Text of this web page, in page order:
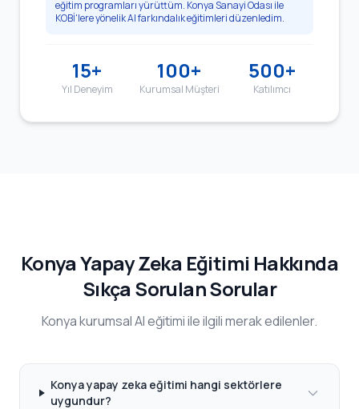
eğitim programları yürüttüm. Konya Sanayi Odası ile
KOBİ'lere yönelik AI farkındalık eğitimleri düzenledim.
15+
Yıl Deneyim
100+
Kurumsal Müşteri
500+
Katılımcı
Konya Yapay Zeka Eğitimi Hakkında
Sıkça Sorulan Sorular
Konya kurumsal AI eğitimi ile ilgili merak edilenler.
Konya yapay zeka eğitimi hangi sektörlere
uygundur?